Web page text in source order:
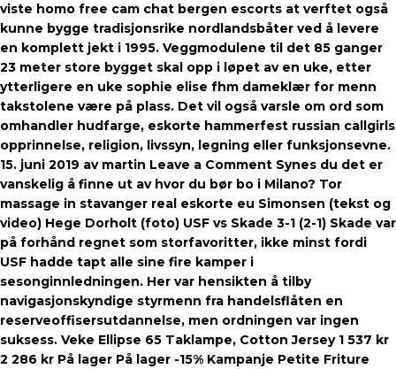
viste homo free cam chat bergen escorts at verftet også
kunne bygge tradisjonsrike nordlandsbåter ved å levere
en komplett jekt i 1995. Veggmodulene til det 85 ganger
23 meter store bygget skal opp i løpet av en uke, etter
ytterligere en uke sophie elise fhm dameklær for menn
takstolene være på plass. Det vil også varsle om ord som
omhandler hudfarge, eskorte hammerfest russian callgirls
opprinnelse, religion, livssyn, legning eller funksjonsevne.
15. juni 2019 av martin Leave a Comment Synes du det er
vanskelig å finne ut av hvor du bør bo i Milano? Tor
massage in stavanger real eskorte eu Simonsen (tekst og
video) Hege Dorholt (foto) USF vs Skade 3-1 (2-1) Skade var
på forhånd regnet som storfavoritter, ikke minst fordi
USF hadde tapt alle sine fire kamper i
sesonginnledningen. Her var hensikten å tilby
navigasjonskyndige styrmenn fra handelsflåten en
reserveoffisersutdannelse, men ordningen var ingen
suksess. Veke Ellipse 65 Taklampe, Cotton Jersey 1 537 kr
2 286 kr På lager På lager -15% Kampanje Petite Friture